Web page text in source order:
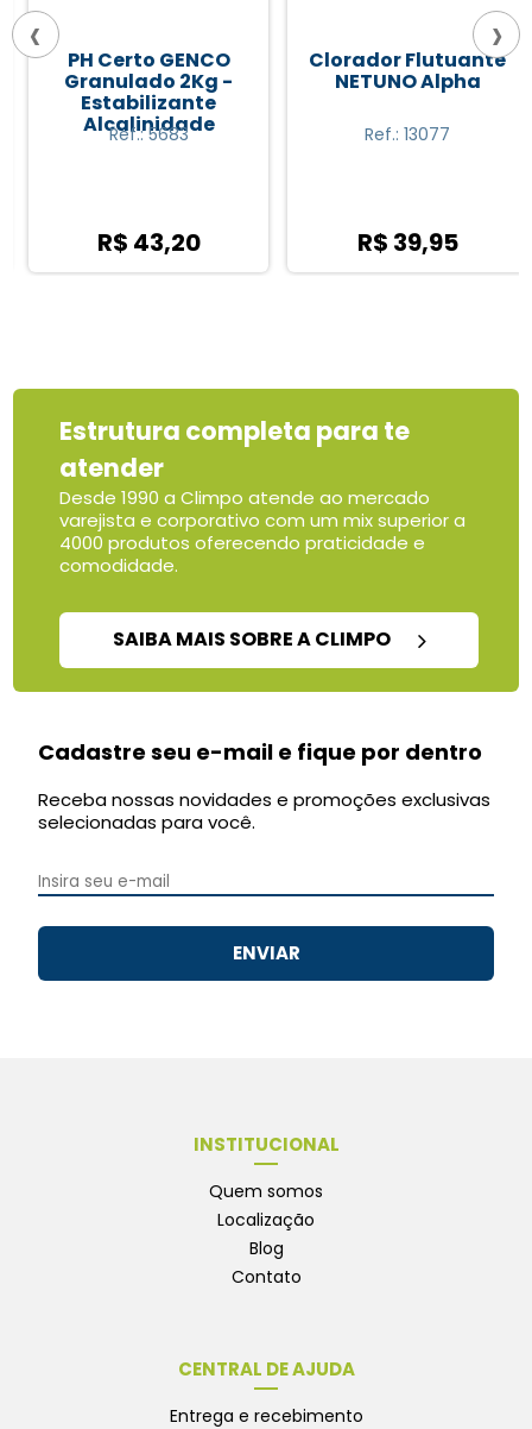
PH Certo GENCO
Granulado 2Kg -
Estabilizante
Alcalinidade
Ref.: 5683
R$ 43,20
Clorador Flutuante
NETUNO Alpha
Ref.: 13077
R$ 39,95
‹ ›
Estrutura completa para te
atender
Desde 1990 a Climpo atende ao mercado
varejista e corporativo com um mix superior a
4000 produtos oferecendo praticidade e
comodidade.
SAIBA MAIS SOBRE A CLIMPO
Cadastre seu e-mail e fique por dentro
Receba nossas novidades e promoções exclusivas
selecionadas para você.
ENVIAR
INSTITUCIONAL
Quem somos
Localização
Blog
Contato
CENTRAL DE AJUDA
Entrega e recebimento